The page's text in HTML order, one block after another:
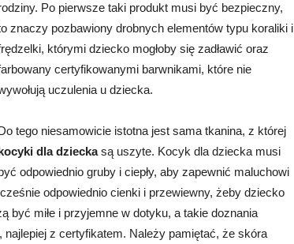
Po pierwsze taki produkt musi być bezpieczny,
znaczy pozbawiony drobnych elementów typu koraliki i
którymi dziecko mogłoby się zadławić oraz
certyfikowanymi barwnikami, które nie
uczulenia u dziecka.
tego niesamowicie istotna jest sama tkanina, z której
dla dzieckasą uszyte. Kocyk dla dziecka musi
odpowiednio gruby i ciepły, aby zapewnić maluchowi
odpowiednio cienki i przewiewny, żeby dziecko
być miłe i przyjemne w dotyku, a takie doznania
z certyfikatem. Należy pamiętać, że skóra